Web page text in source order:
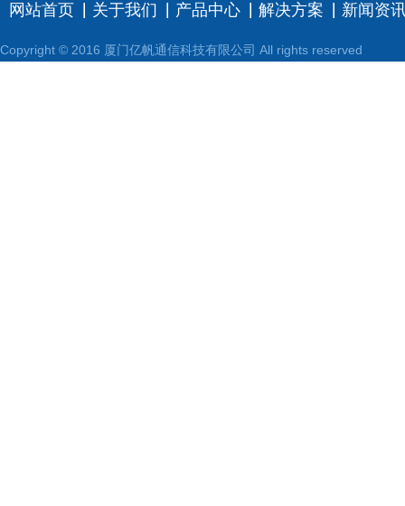
网站首页 关于我们 产品中心 解决方案 新闻资
Copyright © 2016 厦门亿帆通信科技有限公司 All rights reserved